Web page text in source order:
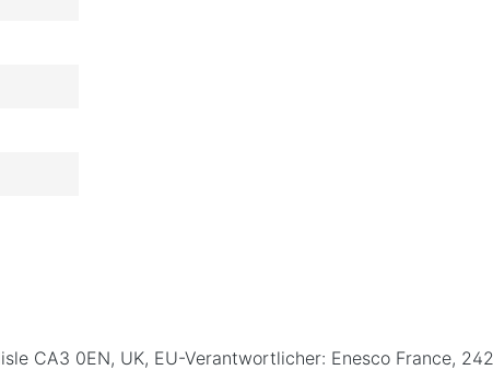
CA3 0EN, UK, EU-Verantwortlicher: Enesco France,